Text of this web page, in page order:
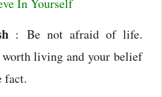
In Yourself
: Be not afraid of life.
living and your belief
fact.